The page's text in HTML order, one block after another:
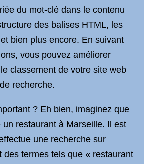
du mot-clé dans le contenu
des balises HTML, les
bien plus encore. En suivant
vous pouvez améliorer
classement de votre site web
recherche.
? Eh bien, imaginez que
un restaurant à Marseille. Il est
une recherche sur
des termes tels que « restaurant